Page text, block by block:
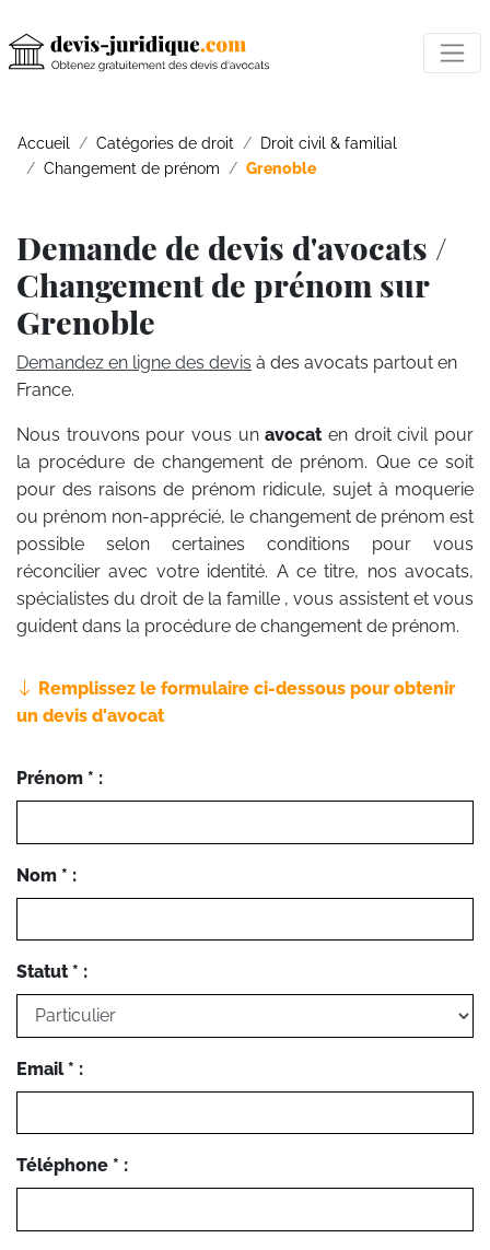
Accueil Catégories de droit
Droit civil & familial
Changement de prénom
Grenoble
Demande de devis d'avocats /
Changement de prénom sur
Grenoble
Demandez en ligne des devis à des avocats partout en
France.
Nous trouvons pour vous unavocaten droit civil pour
la procédure de changement de prénom. Que ce soit
pour des raisons de prénom ridicule, sujet à moquerie
ou prénom non-apprécié, le changement de prénom est
possible selon certaines conditions pour vous
réconcilier avec votre identité. A ce titre, nos avocats,
spécialistes du droit de la famille , vous assistent et vous
guident dans la procédure de changement de prénom.
Remplissez le formulaire ci-dessous pour obtenir
un devis d'avocat
Prénom * :
Nom * :
Statut * :
Email * :
Téléphone * :